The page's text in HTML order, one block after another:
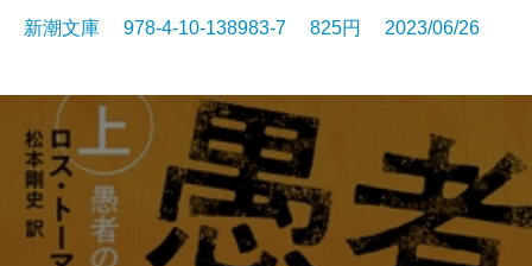
新潮文庫 978-4-10-138983-7 825円 2023/06/26